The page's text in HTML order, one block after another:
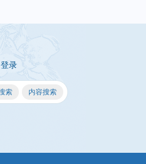
登录